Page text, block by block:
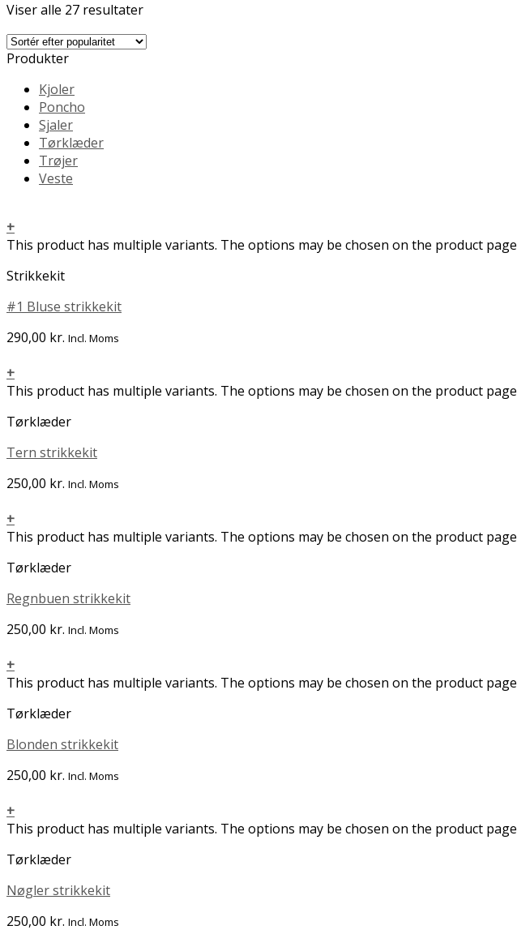
Viser alle 27 resultater
Produkter
Kjoler
Poncho
Sjaler
Tørklæder
Trøjer
Veste
+
This product has multiple variants. The options may be chosen on the product page
Strikkekit
#1 Bluse strikkekit
290,00 kr. Incl. Moms
+
This product has multiple variants. The options may be chosen on the product page
Tørklæder
Tern strikkekit
250,00 kr. Incl. Moms
+
This product has multiple variants. The options may be chosen on the product page
Tørklæder
Regnbuen strikkekit
250,00 kr. Incl. Moms
+
This product has multiple variants. The options may be chosen on the product page
Tørklæder
Blonden strikkekit
250,00 kr. Incl. Moms
+
This product has multiple variants. The options may be chosen on the product page
Tørklæder
Nøgler strikkekit
250,00 kr. Incl. Moms